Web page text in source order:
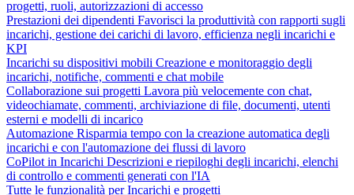
progetti, ruoli, autorizzazioni di accesso
Prestazioni dei dipendenti Favorisci la produttività con rapporti sugli
incarichi, gestione dei carichi di lavoro, efficienza negli incarichi e
KPI
Incarichi su dispositivi mobili Creazione e monitoraggio degli
incarichi, notifiche, commenti e chat mobile
Collaborazione sui progetti Lavora più velocemente con chat,
videochiamate, commenti, archiviazione di file, documenti, utenti
esterni e modelli di incarico
Automazione Risparmia tempo con la creazione automatica degli
incarichi e con l'automazione dei flussi di lavoro
CoPilot in Incarichi Descrizioni e riepiloghi degli incarichi, elenchi
di controllo e commenti generati con l'IA
Tutte le funzionalità per Incarichi e progetti